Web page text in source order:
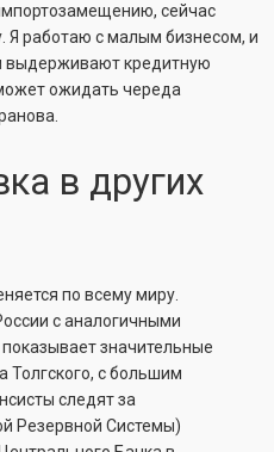
сейчас
работаю с малым бизнесом, и
выдерживают кредитную
ожидать череда
в других
по всему миру.
с аналогичными
значительные
Толгского, с большим
следят за
Резервной Системы)